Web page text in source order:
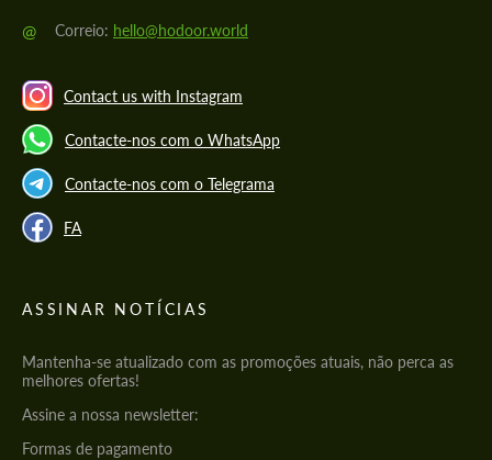
@ Correio: hello@hodoor.world
Contact us with Instagram
Contacte-nos com o WhatsApp
Contacte-nos com o Telegrama
FA
ASSINAR NOTÍCIAS
Mantenha-se atualizado com as promoções atuais, não perca as
melhores ofertas!
Assine a nossa newsletter:
Formas de pagamento